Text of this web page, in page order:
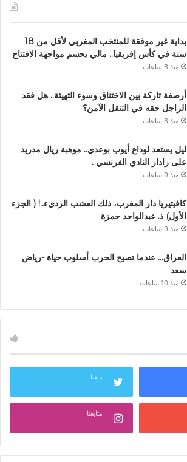
بداية غير موفقة للمنتخب المغربي لأقل من 18
سنة في كأس إفريقيا.. مالي يحسم مواجهة الافتتاح
منذ 6 ساعات
أرصفة تاركة بين الاختناق وسوء التهيئة.. هل فقد
الراجل حقه في التنقل الآمن؟
منذ 8 ساعات
ليل يستعد لوداع أيوب بوعدي.. موهبة ريال مدريد
على رادار النادي الفرنسي .
منذ 9 ساعات
كافيتيريا دار المغرب، ذلك العشب الرديء..! ( الجزء
الأول) ذ. عبدالواحد حمزة
منذ 9 ساعات
العراق… عندما تصبح الحرب أسلوب حياة -رياض
سعد
منذ 10 ساعات
تابعنا
متابعنا